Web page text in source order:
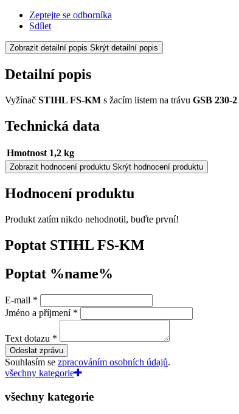
Zeptejte se odborníka
Sdílet
Zobrazit detailní popis Skrýt detailní popis
Detailní popis
Vyžínač STIHL FS-KM s žacím listem na trávu GSB 230-2
Technická data
Hmotnost 1,2 kg
Zobrazit hodnocení produktu Skrýt hodnocení produktu
Hodnocení produktu
Produkt zatím nikdo nehodnotil, buďte první!
Poptat STIHL FS-KM
Poptat %name%
E-mail *
Jméno a příjmení *
Text dotazu *
Odeslat zprávu
Souhlasím se zpracováním osobních údajů.
všechny kategorie
všechny kategorie